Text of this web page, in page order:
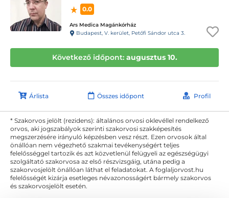
0.0
Ars Medica Magánkórház
Budapest, V. kerület, Petőfi Sándor utca 3.
Következő időpont: augusztus 10.
Árlista Összes időpont Profil
* Szakorvos jelölt (rezidens): általános orvosi oklevéllel rendelkező
orvos, aki jogszabályok szerinti szakorvosi szakképesítés
megszerzésére irányuló képzésben vesz részt. Ezen orvosok által
önállóan nem végezhető szakmai tevékenységért teljes
felelősséggel tartozik és azt közvetlenül felügyeli az egészségügyi
szolgáltató szakorvosa az első részvizsgáig, utána pedig a
szakorvosjelölt önállóan láthat el feladatokat. A foglaljorvost.hu
felelősségét kizárja esetleges névazonosságért bármely szakorvos
és szakorvosjelölt esetén.